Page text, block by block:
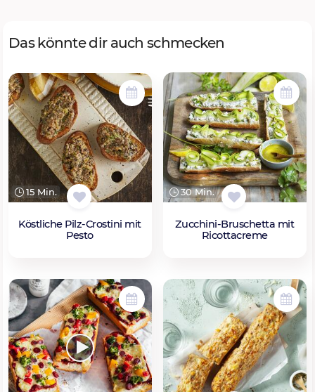
Das könnte dir auch schmecken
15 Min.
Köstliche Pilz-Crostini mit
Pesto
30 Min.
Zucchini-Bruschetta mit
Ricottacreme